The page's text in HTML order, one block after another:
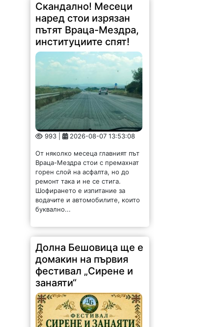
Скандално! Месеци
наред стои изрязан
пътят Враца-Мездра,
институциите спят!
993 | 2026-08-07 13:53:08
От няколко месеца главният път
Враца-Мездра стои с премахнат
горен слой на асфалта, но до
ремонт така и не се стига.
Шофирането е изпитание за
водачите и автомобилите, които
буквално...
Долна Бешовица ще е
домакин на първия
фестивал „Сирене и
занаяти“